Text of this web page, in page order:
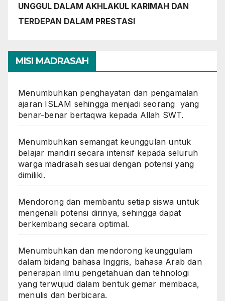
UNGGUL DALAM AKHLAKUL KARIMAH DAN
TERDEPAN DALAM PRESTASI
MISI MADRASAH
Menumbuhkan penghayatan dan pengamalan
ajaran ISLAM sehingga menjadi seorang yang
benar-benar bertaqwa kepada Allah SWT.
Menumbuhkan semangat keunggulan untuk
belajar mandiri secara intensif kepada seluruh
warga madrasah sesuai dengan potensi yang
dimiliki.
Mendorong dan membantu setiap siswa untuk
mengenali potensi dirinya, sehingga dapat
berkembang secara optimal.
Menumbuhkan dan mendorong keunggulam
dalam bidang bahasa Inggris, bahasa Arab dan
penerapan ilmu pengetahuan dan tehnologi
yang terwujud dalam bentuk gemar membaca,
menulis dan berbicara.